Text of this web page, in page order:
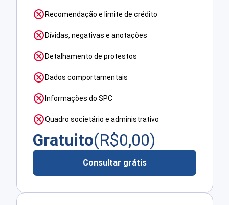
Recomendação e limite de crédito
Dívidas, negativas e anotações
Detalhamento de protestos
Dados comportamentais
Informações do SPC
Quadro societário e administrativo
Gratuito(R$0,00)
Consultar grátis